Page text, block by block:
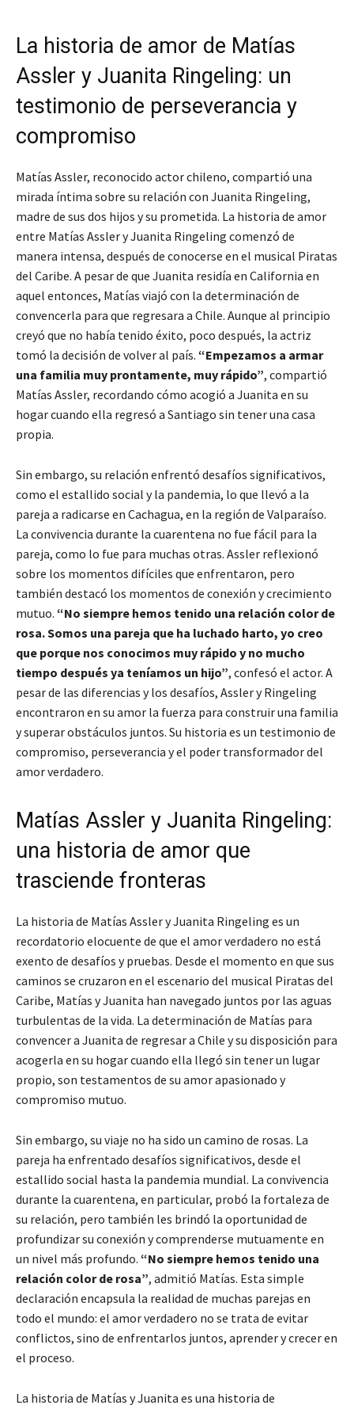
La historia de amor de Matías
Assler y Juanita Ringeling: un
testimonio de perseverancia y
compromiso
Matías Assler, reconocido actor chileno, compartió una
mirada íntima sobre su relación con Juanita Ringeling,
madre de sus dos hijos y su prometida. La historia de amor
entre Matías Assler y Juanita Ringeling comenzó de
manera intensa, después de conocerse en el musical Piratas
del Caribe. A pesar de que Juanita residía en California en
aquel entonces, Matías viajó con la determinación de
convencerla para que regresara a Chile. Aunque al principio
creyó que no había tenido éxito, poco después, la actriz
tomó la decisión de volver al país. “Empezamos a armar
una familia muy prontamente, muy rápido”, compartió
Matías Assler, recordando cómo acogió a Juanita en su
hogar cuando ella regresó a Santiago sin tener una casa
propia.
Sin embargo, su relación enfrentó desafíos significativos,
como el estallido social y la pandemia, lo que llevó a la
pareja a radicarse en Cachagua, en la región de Valparaíso.
La convivencia durante la cuarentena no fue fácil para la
pareja, como lo fue para muchas otras. Assler reflexionó
sobre los momentos difíciles que enfrentaron, pero
también destacó los momentos de conexión y crecimiento
mutuo. “No siempre hemos tenido una relación color de
rosa. Somos una pareja que ha luchado harto, yo creo
que porque nos conocimos muy rápido y no mucho
tiempo después ya teníamos un hijo”, confesó el actor. A
pesar de las diferencias y los desafíos, Assler y Ringeling
encontraron en su amor la fuerza para construir una familia
y superar obstáculos juntos. Su historia es un testimonio de
compromiso, perseverancia y el poder transformador del
amor verdadero.
Matías Assler y Juanita Ringeling:
una historia de amor que
trasciende fronteras
La historia de Matías Assler y Juanita Ringeling es un
recordatorio elocuente de que el amor verdadero no está
exento de desafíos y pruebas. Desde el momento en que sus
caminos se cruzaron en el escenario del musical Piratas del
Caribe, Matías y Juanita han navegado juntos por las aguas
turbulentas de la vida. La determinación de Matías para
convencer a Juanita de regresar a Chile y su disposición para
acogerla en su hogar cuando ella llegó sin tener un lugar
propio, son testamentos de su amor apasionado y
compromiso mutuo.
Sin embargo, su viaje no ha sido un camino de rosas. La
pareja ha enfrentado desafíos significativos, desde el
estallido social hasta la pandemia mundial. La convivencia
durante la cuarentena, en particular, probó la fortaleza de
su relación, pero también les brindó la oportunidad de
profundizar su conexión y comprenderse mutuamente en
un nivel más profundo. “No siempre hemos tenido una
relación color de rosa”, admitió Matías. Esta simple
declaración encapsula la realidad de muchas parejas en
todo el mundo: el amor verdadero no se trata de evitar
conflictos, sino de enfrentarlos juntos, aprender y crecer en
el proceso.
La historia de Matías y Juanita es una historia de